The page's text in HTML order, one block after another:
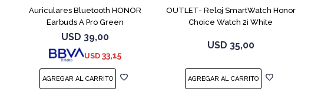
Auriculares Bluetooth HONOR
Earbuds A Pro Green
USD 39,00
USD 33,15
OUTLET- Reloj SmartWatch Honor
Choice Watch 2i White
USD 35,00